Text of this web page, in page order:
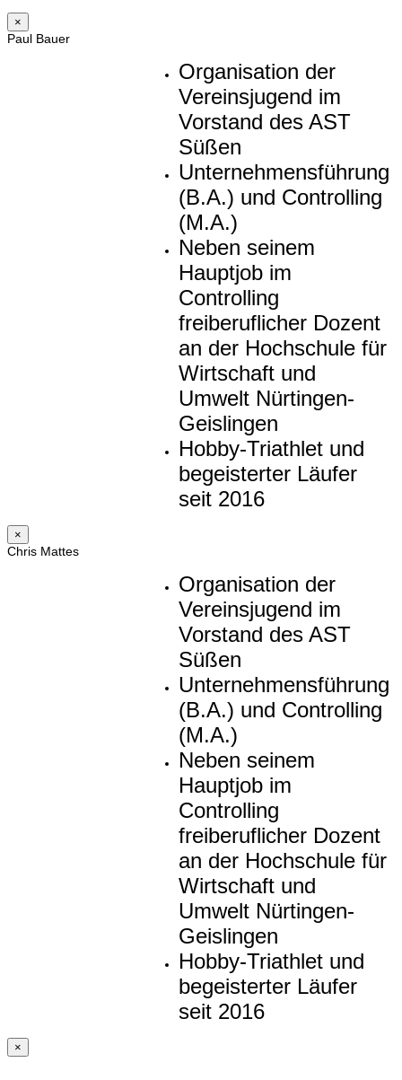
×
Paul Bauer
Organisation der
Vereinsjugend im
Vorstand des AST
Süßen
Unternehmensführung
(B.A.) und Controlling
(M.A.)
Neben seinem
Hauptjob im
Controlling
freiberuflicher Dozent
an der Hochschule für
Wirtschaft und
Umwelt Nürtingen-
Geislingen
Hobby-Triathlet und
begeisterter Läufer
seit 2016
×
Chris Mattes
Organisation der
Vereinsjugend im
Vorstand des AST
Süßen
Unternehmensführung
(B.A.) und Controlling
(M.A.)
Neben seinem
Hauptjob im
Controlling
freiberuflicher Dozent
an der Hochschule für
Wirtschaft und
Umwelt Nürtingen-
Geislingen
Hobby-Triathlet und
begeisterter Läufer
seit 2016
×